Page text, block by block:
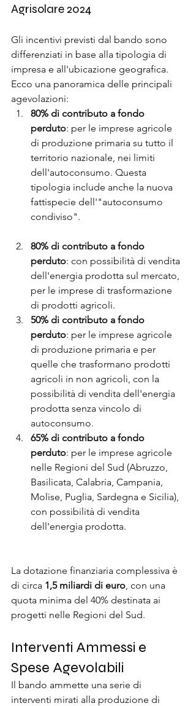
Agrisolare 2024
Gli incentivi previsti dal bando sono
differenziati in base alla tipologia di
impresa e all'ubicazione geografica.
Ecco una panoramica delle principali
agevolazioni:
80% di contributo a fondo
perduto: per le imprese agricole
di produzione primaria su tutto il
territorio nazionale, nei limiti
dell'autoconsumo. Questa
tipologia include anche la nuova
fattispecie dell'"autoconsumo
condiviso".
80% di contributo a fondo
perduto: con possibilità di vendita
dell'energia prodotta sul mercato,
per le imprese di trasformazione
di prodotti agricoli.
50% di contributo a fondo
perduto: per le imprese agricole
di produzione primaria e per
quelle che trasformano prodotti
agricoli in non agricoli, con la
possibilità di vendita dell'energia
prodotta senza vincolo di
autoconsumo.
65% di contributo a fondo
perduto: per le imprese agricole
nelle Regioni del Sud (Abruzzo,
Basilicata, Calabria, Campania,
Molise, Puglia, Sardegna e Sicilia),
con possibilità di vendita
dell'energia prodotta.
La dotazione finanziaria complessiva è
di circa 1,5 miliardi di euro , con una
quota minima del 40% destinata ai
progetti nelle Regioni del Sud.
Interventi Ammessi e
Spese Agevolabili
Il bando ammette una serie di
interventi mirati alla produzione di